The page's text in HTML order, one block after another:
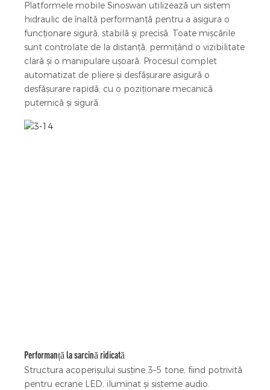
Platformele mobile Sinoswan utilizează un sistem
hidraulic de înaltă performanță pentru a asigura o
funcționare sigură, stabilă și precisă. Toate mișcările
sunt controlate de la distanță, permițând o vizibilitate
clară și o manipulare ușoară. Procesul complet
automatizat de pliere și desfășurare asigură o
desfășurare rapidă, cu o poziționare mecanică
puternică și sigură.
Performanță la sarcină ridicată
Structura acoperișului susține 3–5 tone, fiind potrivită
pentru ecrane LED, iluminat și sisteme audio.